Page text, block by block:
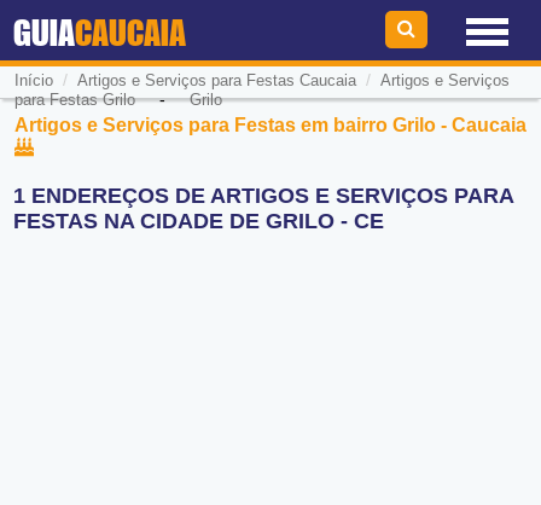
GUIACAUCAIA
Início / Artigos e Serviços para Festas Caucaia/ Artigos e Serviços
para Festas Grilo-Grilo
Artigos e Serviços para Festas em bairro Grilo - Caucaia
1 ENDEREÇOS DE ARTIGOS E SERVIÇOS PARA
FESTAS NA CIDADE DE GRILO - CE